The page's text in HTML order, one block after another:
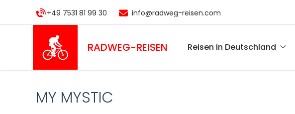
Inhalt
+49 7531 81 99 30 info@radweg-reisen.com
RADWEG-REISEN Reisen in Deutschland
MY MYSTIC